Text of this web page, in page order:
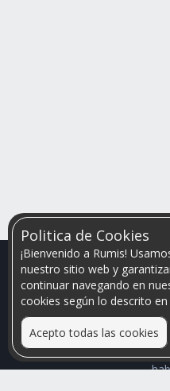
Politica de Cookies
¡Bienvenido a Rumis!
nuestro sitio web y
continuar navegando en
cookies según lo descrito
Acepto todas las cookies
Relacionamos personas que